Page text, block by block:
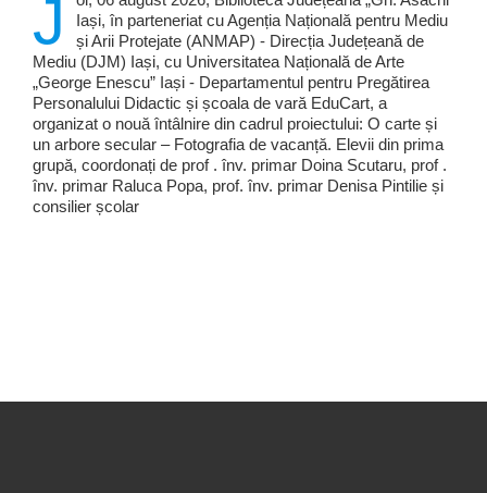
J
Iași, în parteneriat cu Agenția Națională pentru Mediu
și Arii Protejate (ANMAP) - Direcția Județeană de
Mediu (DJM) Iași, cu Universitatea Națională de Arte
„George Enescu” Iași - Departamentul pentru Pregătirea
Personalului Didactic și școala de vară EduCart, a
organizat o nouă întâlnire din cadrul proiectului: O carte și
un arbore secular – Fotografia de vacanță. Elevii din prima
grupă, coordonați de prof . înv. primar Doina Scutaru, prof .
înv. primar Raluca Popa, prof. înv. primar Denisa Pintilie și
consilier școlar